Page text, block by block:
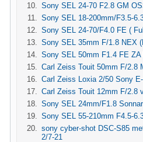
Sony SEL 24-70 F2.8 GM
Sony SEL 18-200mm/F3.5-
Sony SEL 24-70/F4.0 FE (
Sony SEL 35mm F/1.8 NEX
Sony SEL 50mm F1.4 FE
Carl Zeiss Touit 50mm F/2.8
Carl Zeiss Loxia 2/50 Sony
Carl Zeiss Touit 12mm F/2.8
Sony SEL 24mm/F1.8
Sony SEL 55-210mm F4.5-
sony cyber-shot DSC-S85
2/7-21